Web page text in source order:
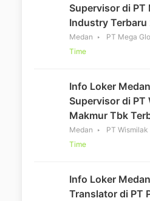
Supervisor di PT
Industry
Medan PT Mega
Time
Info Loker
Supervisor di PT
Makmur Tbk
Medan PT
Time
Info Loker
Translator di PT